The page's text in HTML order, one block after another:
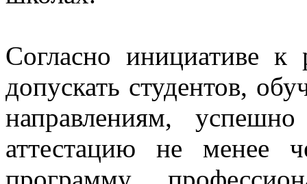
Согласно инициативе к
допускать студентов,
направлениям,
аттестацию не менее